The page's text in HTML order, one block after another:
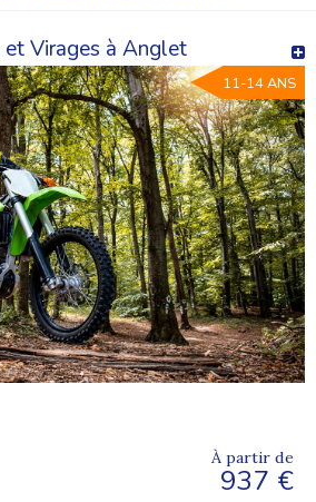
et Virages à Anglet
11-14 ANS
À partir de
937 €